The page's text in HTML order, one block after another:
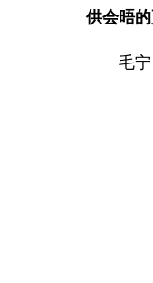
供会晤
毛